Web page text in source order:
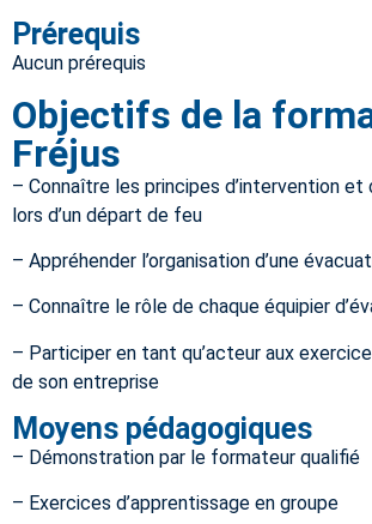
Prérequis
Aucun prérequis
Objectifs de la
Fréjus
– Connaître les principes d’intervention et
lors d’un départ de feu
– Appréhender l’organisation d’une
– Connaître le rôle de chaque équipier
– Participer en tant qu’acteur aux
de son entreprise
Moyens pédagogiques
– Démonstration par le formateur qualifié
– Exercices d’apprentissage en groupe